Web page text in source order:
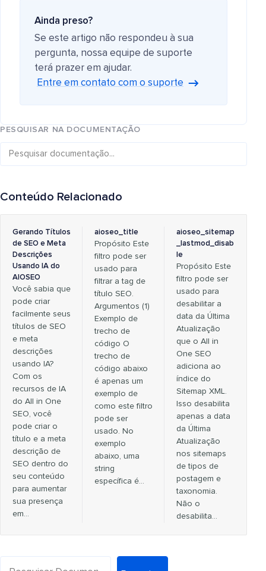
Ainda preso?
Se este artigo não respondeu à sua
pergunta, nossa equipe de suporte
terá prazer em ajudar.
Entre em contato com o suporte
PESQUISAR NA DOCUMENTAÇÃO
Conteúdo Relacionado
Gerando Títulos
de SEO e Meta
Descrições
Usando IA do
AIOSEO
Você sabia que
pode criar
facilmente seus
títulos de SEO
e meta
descrições
usando IA?
Com os
recursos de IA
do All in One
SEO, você
pode criar o
título e a meta
descrição de
SEO dentro do
seu conteúdo
para aumentar
sua presença
em…
aioseo_title
Propósito Este
filtro pode ser
usado para
filtrar a tag de
título SEO.
Argumentos (1)
Exemplo de
trecho de
código O
trecho de
código abaixo
é apenas um
exemplo de
como este filtro
pode ser
usado. No
exemplo
abaixo, uma
string
específica é…
aioseo_sitemap
_lastmod_disab
le
Propósito Este
filtro pode ser
usado para
desabilitar a
data da Última
Atualização
que o All in
One SEO
adiciona ao
índice do
Sitemap XML.
Isso desabilita
apenas a data
da Última
Atualização
nos sitemaps
de tipos de
postagem e
taxonomia.
Não o
desabilita…